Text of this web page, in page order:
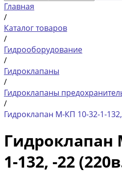
Главная
/
Каталог товаров
/
Гидрооборудование
/
Гидроклапаны
/
Гидроклапаны
/
Гидроклапан М-КП 10-32-1-
Гидроклапан
1-132, -22